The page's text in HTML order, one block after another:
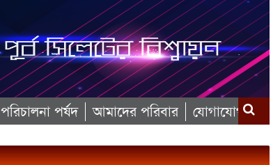
পরিচালনা পর্ষদ আমাদের পরিবার যোগাযোগ